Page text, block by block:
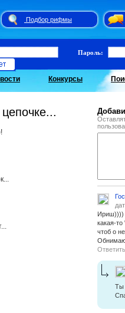
Подбор рифмы
Пароль:
Конкурсы
Ириш))))
какая-то
чтоб о
Ответить
Ты